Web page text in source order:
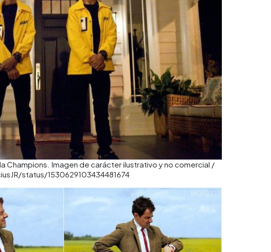
Champions. Imagen de carácter ilustrativo y no comercial /
status/1530629103434481674